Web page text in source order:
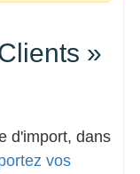
»
d'import, dans
vos